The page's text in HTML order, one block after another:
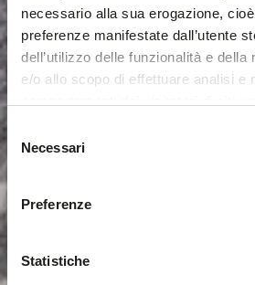
necessario alla sua erogazione,
preferenze manifestate dall’utente
dell’utilizzo delle funzionalità e della
e/o allo scopo di effettuare analisi e
nostro sito, con i nostri partner che
dei dati web, pubblicità e social
combinarle con altre informazioni
loro o che sono stati raccolti
Chiudendo questo disclaimer si
solo con i cookie tecnici necessari.
Selezione
delNecessari
Preferenze
Statistiche